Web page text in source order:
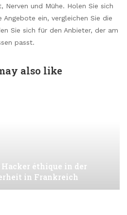
Nerven und Mühe. Holen Sie sich
ein, vergleichen Sie die
Sie sich für den Anbieter, der am
passt.
also like
Hacker éthique in der
in Frankreich